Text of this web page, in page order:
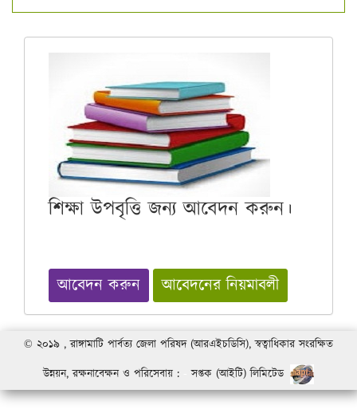
শিক্ষা উপবৃত্তি জন্য আবেদন করুন।
আবেদন করুন আবেদনের নিয়মাবলী
© ২০১৯ , রাঙ্গামাটি পার্বত্য জেলা পরিষদ (আরএইচডিসি), স্বত্বাধিকার সংরক্ষিত
উন্নয়ন, রক্ষনাবেক্ষন ও পরিসেবায় :
-সপ্তক (আইটি) লিমিটেড